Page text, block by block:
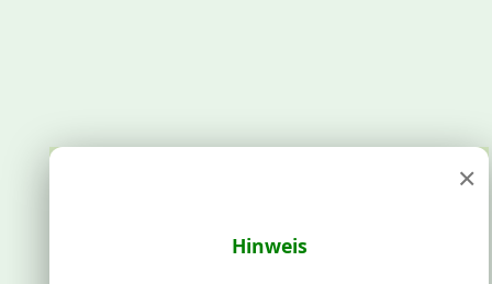
×
Hinweis